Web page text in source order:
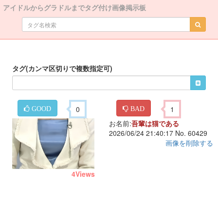
アイドルからグラドルまでタグ付け画像掲示板
タグ(カンマ区切りで複数指定可)
GOOD 0 BAD 1
4Views
お名前:吾輩は猫である
2026/06/24 21:40:17 No. 60429
画像を削除する